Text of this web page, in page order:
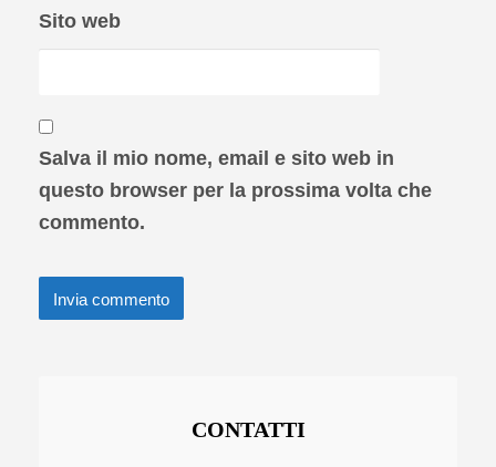
Sito web
Salva il mio nome, email e sito web in
questo browser per la prossima volta che
commento.
CONTATTI